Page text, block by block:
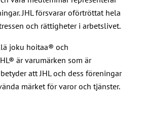
JHL försvarar oförtröttat hela
och rättigheter i arbetslivet.
joku hoitaa® och
är varumärken som är
att JHL och dess föreningar
märket för varor och tjänster.